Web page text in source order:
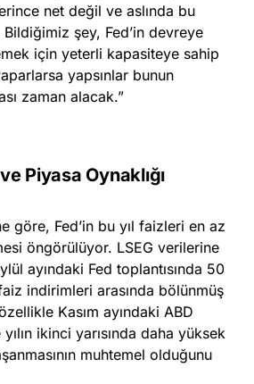
net değil ve aslında bu
şey, Fed’in devreye
için yeterli kapasiteye sahip
yapsınlar bunun
zaman alacak.”
Piyasa Oynaklığı
göre, Fed’in bu yıl faizleri en az
öngörülüyor. LSEG verilerine
ayındaki Fed toplantısında 50
indirimleri arasında bölünmüş
Kasım ayındaki ABD
ikinci yarısında daha yüksek
muhtemel olduğunu